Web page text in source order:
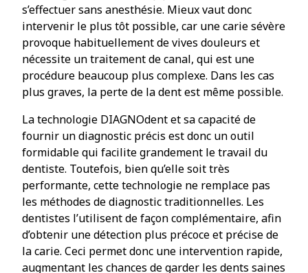
s’effectuer sans anesthésie. Mieux vaut donc
intervenir le plus tôt possible, car une carie sévère
provoque habituellement de vives douleurs et
nécessite un traitement de canal, qui est une
procédure beaucoup plus complexe. Dans les cas
plus graves, la perte de la dent est même possible.
La technologie DIAGNOdent et sa capacité de
fournir un diagnostic précis est donc un outil
formidable qui facilite grandement le travail du
dentiste. Toutefois, bien qu’elle soit très
performante, cette technologie ne remplace pas
les méthodes de diagnostic traditionnelles. Les
dentistes l’utilisent de façon complémentaire, afin
d’obtenir une détection plus précoce et précise de
la carie. Ceci permet donc une intervention rapide,
augmentant les chances de garder les dents saines